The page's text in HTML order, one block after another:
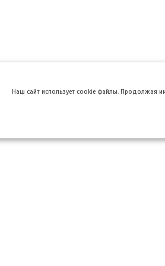
Hаш сайт использует cookie файлы. Продолжая